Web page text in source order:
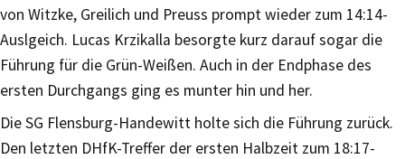
von Witzke, Greilich und Preuss prompt wieder zum 14:14-
Auslgeich. Lucas Krzikalla besorgte kurz darauf sogar die
Führung für die Grün-Weißen. Auch in der Endphase des
ersten Durchgangs ging es munter hin und her.
Die SG Flensburg-Handewitt holte sich die Führung zurück.
Den letzten DHfK-Treffer der ersten Halbzeit zum 18:17-